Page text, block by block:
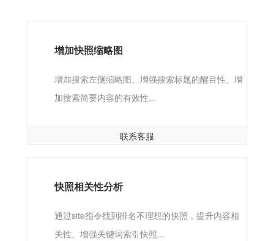
增加快照缩略图
增加搜索左侧缩略图、增强搜索标题的醒目性、增
加搜索简要内容的有效性...
联系客服
快照相关性分析
通过site指令找到排名不理想的快照，提升内容相
关性、增强关键词索引快照...